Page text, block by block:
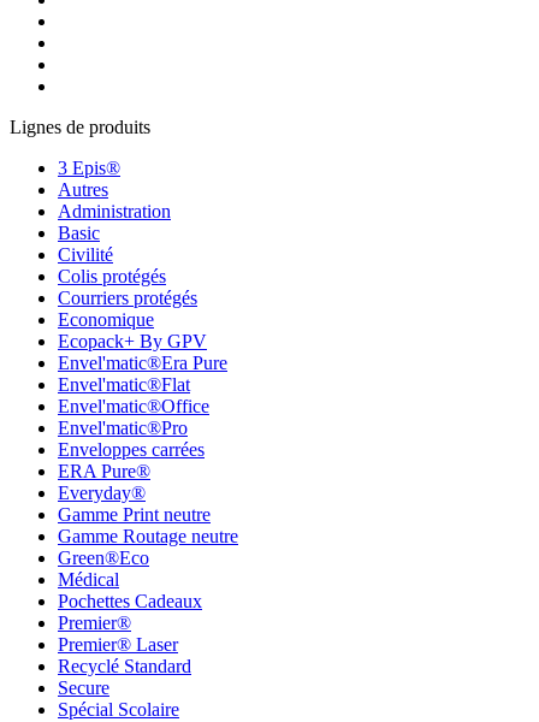
Lignes de produits
3 Epis®
Autres
Administration
Basic
Civilité
Colis protégés
Courriers protégés
Economique
Ecopack+ By GPV
Envel'matic®Era Pure
Envel'matic®Flat
Envel'matic®Office
Envel'matic®Pro
Enveloppes carrées
ERA Pure®
Everyday®
Gamme Print neutre
Gamme Routage neutre
Green®Eco
Médical
Pochettes Cadeaux
Premier®
Premier® Laser
Recyclé Standard
Secure
Spécial Scolaire